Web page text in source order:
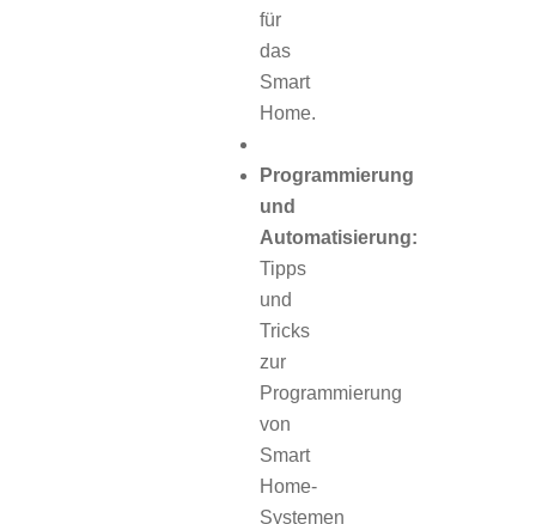
für
das
Smart
Home.
Programmierung
und
Automatisierung:
Tipps
und
Tricks
zur
Programmierung
von
Smart
Home-
Systemen